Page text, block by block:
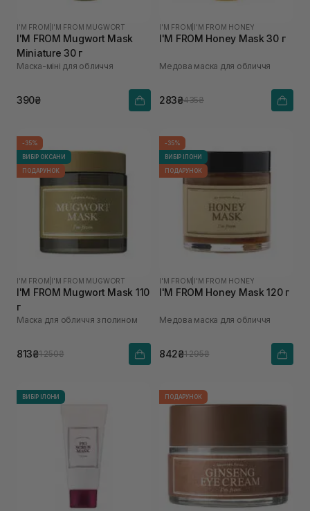
I'M FROM I'M FROM MUGWORT
I'M FROM Mugwort Mask
Miniature 30 г
Маска-міні для обличчя
390₴
I'M FROM I'M FROM HONEY
I'M FROM Honey Mask 30 г
Медова маска для обличчя
283₴435₴
-35%
ВИБІР ОКСАНИ
ПОДАРУНОК
I'M FROM I'M FROM MUGWORT
I'M FROM Mugwort Mask 110
г
Маска для обличчя з полином
813₴1 250₴
-35%
ВИБІР ІЛОНИ
ПОДАРУНОК
I'M FROM I'M FROM HONEY
I'M FROM Honey Mask 120 г
Медова маска для обличчя
842₴1 295₴
ВИБІР ІЛОНИ ПОДАРУНОК